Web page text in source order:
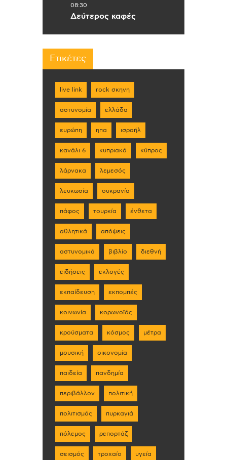
08:30
Δεύτερος καφές
Ετικέτες
live link rock σκηνη
αστυνομία ελλάδα
ευρώπη ηπα ισραήλ
κανάλι 6 κυπριακό κύπρος
λάρνακα λεμεσός
λευκωσία ουκρανία
πάφος τουρκία ένθετα
αθλητικά απόψεις
αστυνομικά βιβλίο διεθνή
ειδήσεις εκλογές
εκπαίδευση εκπομπές
κοινωνία κορωνοϊός
κρούσματα κόσμος μέτρα
μουσική οικονομία
παιδεία πανδημία
περιβάλλον πολιτική
πολιτισμός πυρκαγιά
πόλεμος ρεπορτάζ
σεισμός τροχαίο υγεία